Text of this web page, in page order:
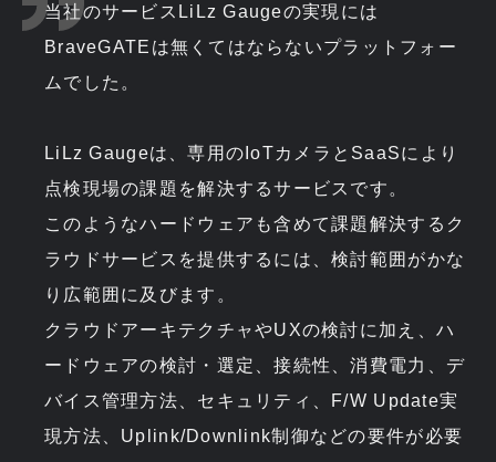
当社のサービスLiLz Gaugeの実現には
BraveGATEは無くてはならないプラットフォー
ムでした。
LiLz Gaugeは、専用のIoTカメラとSaaSにより
点検現場の課題を解決するサービスです。
このようなハードウェアも含めて課題解決するク
ラウドサービスを提供するには、検討範囲がかな
り広範囲に及びます。
クラウドアーキテクチャやUXの検討に加え、ハ
ードウェアの検討・選定、接続性、消費電力、デ
バイス管理方法、セキュリティ、F/W Update実
現方法、Uplink/Downlink制御などの要件が必要